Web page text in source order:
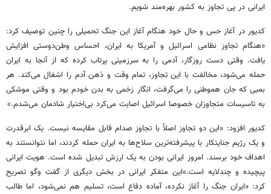
ایرانی در پی تجاوز به کشور بهره‌مند شویم.
کدیور در آغاز حس و حال خود هنگام آغاز این جنگ تحمیلی را چنین توصیف کرد:
«هنگام تجاوز نظامی اسرائیل و آمریکا به ایران، احساس وطن‌دوستی افزایش
یافت. وقتی دست روزگار، آدمی را به سرزمینی پرتاب کرده که از آنجا به ایران
حمله می‌شود، مخالفت با این تجاوز، تمام وقت و ذهن آدم را اشغال می‌کند. هر
بمبی که جان هموطنی را می‌گرفت، انگار زخمی به بدن خودم بود و وقتی موشکی
به تاسیسات متجاوزان خصوصا اسرائیل اصابت می‌کرد بی‌اختیار شادمان می‌شدم.»
کدیور افزود: «این دو تجاوز اصلاً با تجاوز صدام قابل مقایسه نیست. یک ابرقدرت
و یک رژیم جنایتکار با پیشرفته‌ترین سلاح‌ها به ایران حمله کردند، اما نتوانستند به
اهداف خود برسند. امروز ایرانی بودن به یک ارزش تبدیل شده است. هویت ایرانی
پیچیده و چندلایه است.»این متفکر ایرانی در بخش دیگری از گفت وگو تصریح
کرد: «ایران جنگ را آغاز نکرده، آماده دفاع است، تسلیم هم نمی‌شود، اما طالب